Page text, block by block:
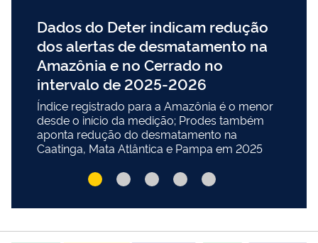
Dados do Deter indicam redução
dos alertas de desmatamento na
Amazônia e no Cerrado no
intervalo de 2025-2026
Índice registrado para a Amazônia é o menor
desde o início da medição; Prodes também
aponta redução do desmatamento na
Caatinga, Mata Atlântica e Pampa em 2025